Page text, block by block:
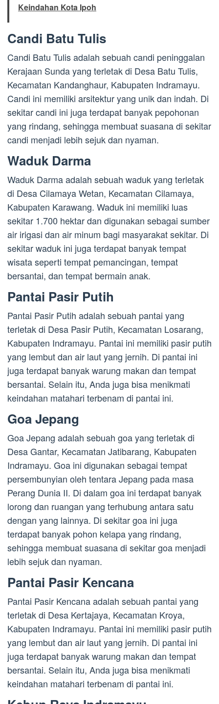
Keindahan Kota Ipoh
Candi Batu Tulis
Candi Batu Tulis adalah sebuah candi peninggalan
Kerajaan Sunda yang terletak di Desa Batu Tulis,
Kecamatan Kandanghaur, Kabupaten Indramayu.
Candi ini memiliki arsitektur yang unik dan indah. Di
sekitar candi ini juga terdapat banyak pepohonan
yang rindang, sehingga membuat suasana di sekitar
candi menjadi lebih sejuk dan nyaman.
Waduk Darma
Waduk Darma adalah sebuah waduk yang terletak
di Desa Cilamaya Wetan, Kecamatan Cilamaya,
Kabupaten Karawang. Waduk ini memiliki luas
sekitar 1.700 hektar dan digunakan sebagai sumber
air irigasi dan air minum bagi masyarakat sekitar. Di
sekitar waduk ini juga terdapat banyak tempat
wisata seperti tempat pemancingan, tempat
bersantai, dan tempat bermain anak.
Pantai Pasir Putih
Pantai Pasir Putih adalah sebuah pantai yang
terletak di Desa Pasir Putih, Kecamatan Losarang,
Kabupaten Indramayu. Pantai ini memiliki pasir putih
yang lembut dan air laut yang jernih. Di pantai ini
juga terdapat banyak warung makan dan tempat
bersantai. Selain itu, Anda juga bisa menikmati
keindahan matahari terbenam di pantai ini.
Goa Jepang
Goa Jepang adalah sebuah goa yang terletak di
Desa Gantar, Kecamatan Jatibarang, Kabupaten
Indramayu. Goa ini digunakan sebagai tempat
persembunyian oleh tentara Jepang pada masa
Perang Dunia II. Di dalam goa ini terdapat banyak
lorong dan ruangan yang terhubung antara satu
dengan yang lainnya. Di sekitar goa ini juga
terdapat banyak pohon kelapa yang rindang,
sehingga membuat suasana di sekitar goa menjadi
lebih sejuk dan nyaman.
Pantai Pasir Kencana
Pantai Pasir Kencana adalah sebuah pantai yang
terletak di Desa Kertajaya, Kecamatan Kroya,
Kabupaten Indramayu. Pantai ini memiliki pasir putih
yang lembut dan air laut yang jernih. Di pantai ini
juga terdapat banyak warung makan dan tempat
bersantai. Selain itu, Anda juga bisa menikmati
keindahan matahari terbenam di pantai ini.